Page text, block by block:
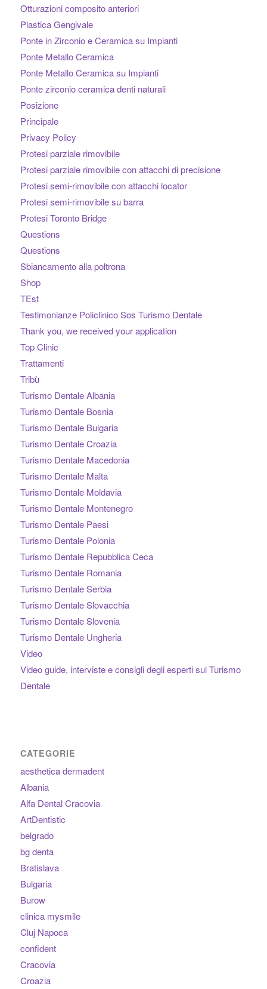
Otturazioni composito anteriori
Plastica Gengivale
Ponte in Zirconio e Ceramica su Impianti
Ponte Metallo Ceramica
Ponte Metallo Ceramica su Impianti
Ponte zirconio ceramica denti naturali
Posizione
Principale
Privacy Policy
Protesi parziale rimovibile
Protesi parziale rimovibile con attacchi di precisione
Protesi semi-rimovibile con attacchi locator
Protesi semi-rimovibile su barra
Protesi Toronto Bridge
Questions
Questions
Sbiancamento alla poltrona
Shop
TEst
Testimonianze Policlinico Sos Turismo Dentale
Thank you, we received your application
Top Clinic
Trattamenti
Tribù
Turismo Dentale Albania
Turismo Dentale Bosnia
Turismo Dentale Bulgaria
Turismo Dentale Croazia
Turismo Dentale Macedonia
Turismo Dentale Malta
Turismo Dentale Moldavia
Turismo Dentale Montenegro
Turismo Dentale Paesi
Turismo Dentale Polonia
Turismo Dentale Repubblica Ceca
Turismo Dentale Romania
Turismo Dentale Serbia
Turismo Dentale Slovacchia
Turismo Dentale Slovenia
Turismo Dentale Ungheria
Video
Video guide, interviste e consigli degli esperti sul Turismo
Dentale
CATEGORIE
aesthetica dermadent
Albania
Alfa Dental Cracovia
ArtDentistic
belgrado
bg denta
Bratislava
Bulgaria
Burow
clinica mysmile
Cluj Napoca
confident
Cracovia
Croazia